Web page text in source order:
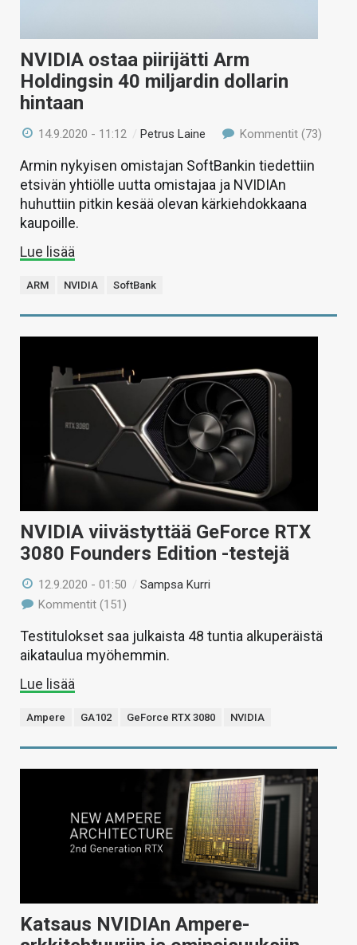
NVIDIA ostaa piirijätti Arm
Holdingsin 40 miljardin dollarin
hintaan
14.9.2020 - 11:12 /Petrus Laine Kommentit (73)
Armin nykyisen omistajan SoftBankin tiedettiin
etsivän yhtiölle uutta omistajaa ja NVIDIAn
huhuttiin pitkin kesää olevan kärkiehdokkaana
kaupoille.
Lue lisää
ARM NVIDIA SoftBank
NVIDIA viivästyttää GeForce RTX
3080 Founders Edition -testejä
12.9.2020 - 01:50 /Sampsa Kurri
Kommentit (151)
Testitulokset saa julkaista 48 tuntia alkuperäistä
aikataulua myöhemmin.
Lue lisää
Ampere GA102 GeForce RTX 3080 NVIDIA
Katsaus NVIDIAn Ampere-